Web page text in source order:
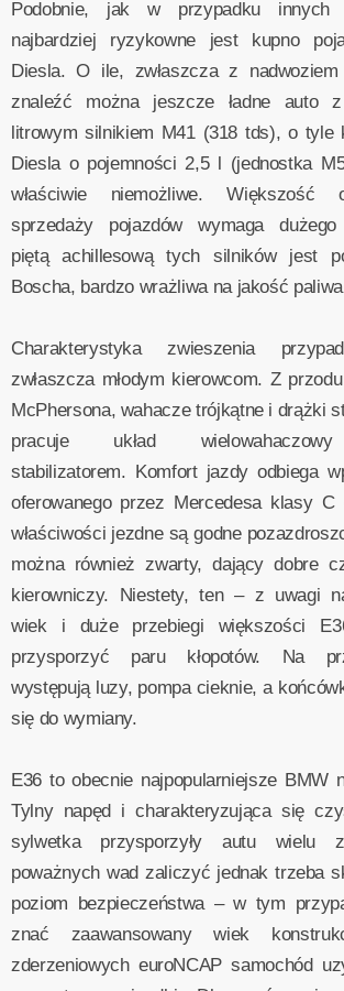
Podobnie, jak w przypadku innych
najbardziej ryzykowne jest kupno
Diesla. O ile, zwłaszcza z
znaleźć można jeszcze ładne auto
litrowym silnikiem M41 (318 tds), o tyle
Diesla o pojemności 2,5 l (jednostka
właściwie niemożliwe. Większość
sprzedaży pojazdów wymaga dużego
piętą achillesową tych silników jest
Boscha, bardzo wrażliwa na jakość
Charakterystyka zwieszenia
zwłaszcza młodym kierowcom. Z
McPhersona, wahacze trójkątne i drążki
pracuje układ
stabilizatorem. Komfort jazdy odbiega
oferowanego przez Mercedesa klasy
właściwości jezdne są godne
można również zwarty, dający dobre
kierowniczy. Niestety, ten – z uwagi
wiek i duże przebiegi większości
przysporzyć paru kłopotów. Na
występują luzy, pompa cieknie, a
się do wymiany.
E36 to obecnie najpopularniejsze BMW
Tylny napęd i charakteryzująca się
sylwetka przysporzyły autu wielu
poważnych wad zaliczyć jednak trzeba
poziom bezpieczeństwa – w tym
znać zaawansowany wiek
zderzeniowych euroNCAP samochód